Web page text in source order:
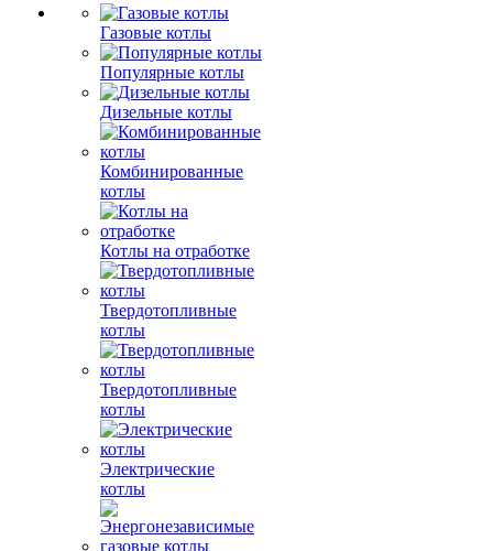
Газовые котлы
Популярные котлы
Дизельные котлы
Комбинированные
котлы
Котлы на отработке
Твердотопливные
котлы
Твердотопливные
котлы
Электрические
котлы